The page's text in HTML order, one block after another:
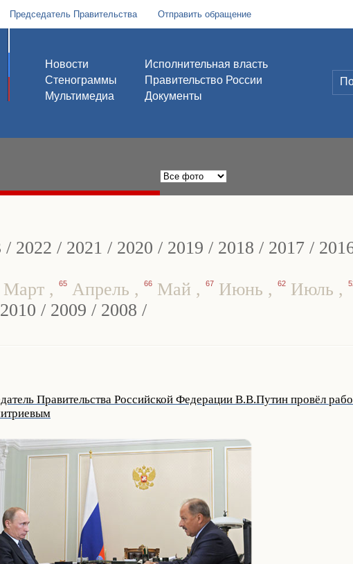
Председатель Правительства Отправить обращение
Новости
Стенограммы
Мультимедиа
Исполнительная власть
Правительство России
Документы
/ 2022 / 2021 / 2020 / 2019 / 2018 / 2017 /
Март , 65 Апрель , 66 Май , 67 Июнь , 62 Июль ,
2010 / 2009 / 2008 /
Правительства Российской Федерации В.В.Путин провёл